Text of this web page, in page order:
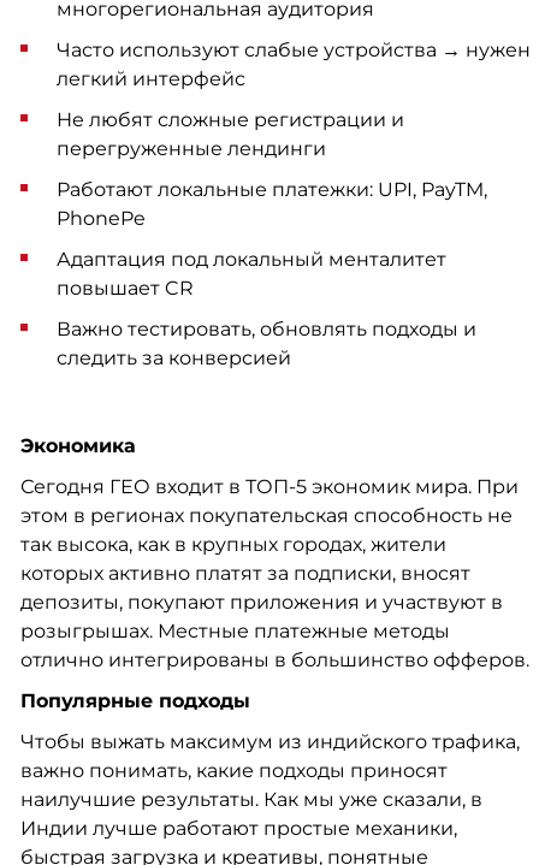
многорегиональная аудитория
Часто используют слабые устройства → нужен
легкий интерфейс
Не любят сложные регистрации и
перегруженные лендинги
Работают локальные платежки: UPI, PayTM,
PhonePe
Адаптация под локальный менталитет
повышает CR
Важно тестировать, обновлять подходы и
следить за конверсией
Экономика
Сегодня ГЕО входит в ТОП-5 экономик мира. При
этом в регионах покупательская способность не
так высока, как в крупных городах, жители
которых активно платят за подписки, вносят
депозиты, покупают приложения и участвуют в
розыгрышах. Местные платежные методы
отлично интегрированы в большинство офферов.
Популярные подходы
Чтобы выжать максимум из индийского трафика,
важно понимать, какие подходы приносят
наилучшие результаты. Как мы уже сказали, в
Индии лучше работают простые механики,
быстрая загрузка и креативы, понятные